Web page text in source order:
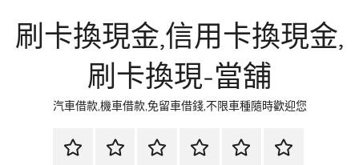
刷卡換現金,信用卡換現金,
刷卡換現-當舖
汽車借款,機車借款,免留車借錢,不限車種隨時歡迎您
首
當
網
流
環
聯